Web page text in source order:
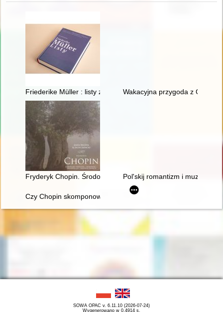
Friederike Müller : listy z Paryża 1839-1845 : nauczanie i
Wakacyjna przygoda z
Fryderyk Chopin. Środowisko społeczne, osobowość,
Pol'skij romantizm i
Czy Chopin skomponował etiudę rewolucyjną?
SOWA OPAC v. 6.11.10 (2026-07-24)
Wygenerowano w 0,4914 s.